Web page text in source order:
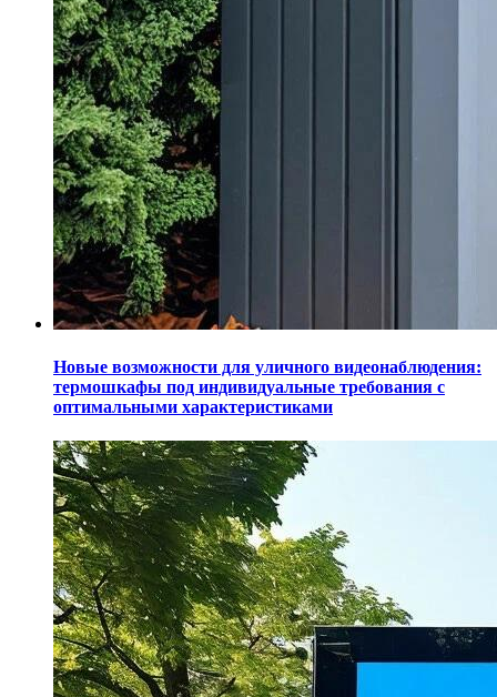
Новые возможности для уличного видеонаблюдения:
термошкафы под индивидуальные требования с
оптимальными характеристиками